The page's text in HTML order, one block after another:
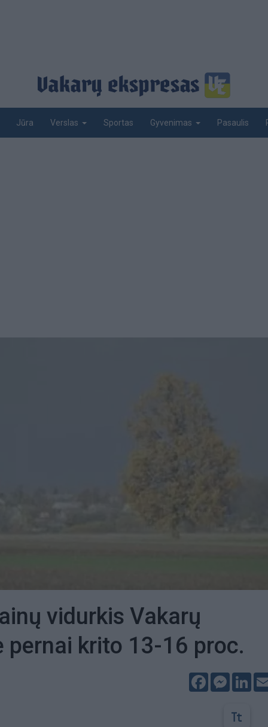
Jūra Verslas Sportas Gyvenimas Pasaulis
vidurkis Vakarų
pernai krito 13-16 proc.
Facebook